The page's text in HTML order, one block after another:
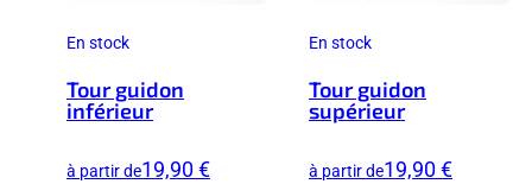
En stock
Tour guidon
inférieur
à partir de19,90 €
En stock
Tour guidon
supérieur
à partir de19,90 €